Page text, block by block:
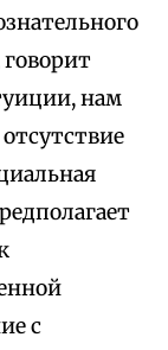
нам
с